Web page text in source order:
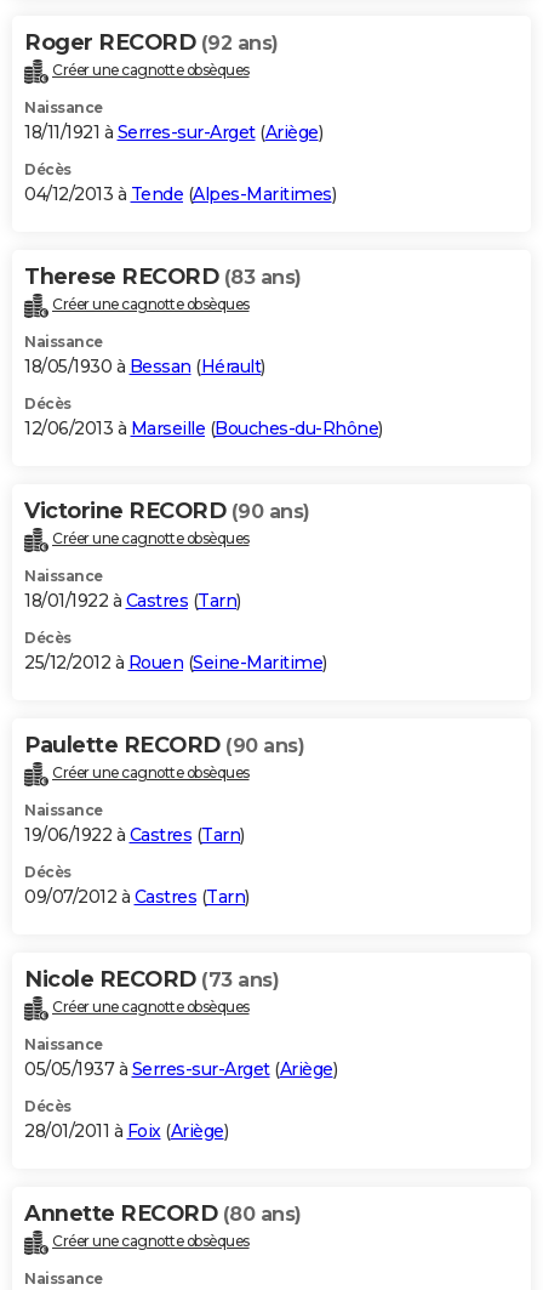
Roger RECORD (92 ans)
Créer une cagnotte obsèques
Naissance
18/11/1921 à Serres-sur-Arget(Ariège)
Décès
04/12/2013 à Tende (Alpes-Maritimes)
Therese RECORD (83 ans)
Créer une cagnotte obsèques
Naissance
18/05/1930 à Bessan (Hérault)
Décès
12/06/2013 à Marseille (Bouches-du-Rhône)
Victorine RECORD (90 ans)
Créer une cagnotte obsèques
Naissance
18/01/1922 à Castres (Tarn)
Décès
25/12/2012 à Rouen (Seine-Maritime)
Paulette RECORD (90 ans)
Créer une cagnotte obsèques
Naissance
19/06/1922 à Castres (Tarn)
Décès
09/07/2012 à Castres (Tarn)
Nicole RECORD (73 ans)
Créer une cagnotte obsèques
Naissance
05/05/1937 à Serres-sur-Arget(Ariège)
Décès
28/01/2011 à Foix(Ariège)
Annette RECORD (80 ans)
Créer une cagnotte obsèques
Naissance